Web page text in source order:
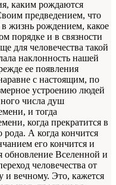
каким рождаются
предведением, что
в жизнь рождением, какое
порядке и в связности
для человечества такой
наклонность нашей
ее появления
с настоящим, по
устроению людей
числа душ
и тогда
когда прекратится в
рода. А когда кончится
его кончится и
обновление Вселенной и
человечества от
и вечному. Это, кажется